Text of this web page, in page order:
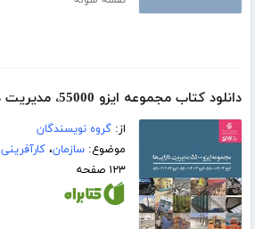
دانلود کتاب مجموعه ایزو 55000، مدیریت دارایی‌ها
از:گروه نویسندگان
موضوع:سازمان،کارآفرینی
۱۲۳ صفحه